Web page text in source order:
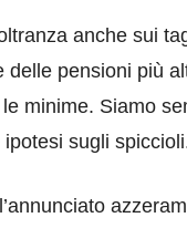
anche sui
delle pensioni più
minime. Siamo
sugli